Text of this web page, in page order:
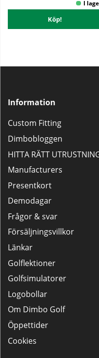
Köp!
Information
Custom Fitting
Dimbobloggen
HITTA RÄTT
Manufacturers
Presentkort
Demodagar
Frågor & svar
Försäljningsvillkor
Länkar
Golflektioner
Golfsimulatorer
Logobollar
Om Dimbo Golf
Öppettider
Cookies